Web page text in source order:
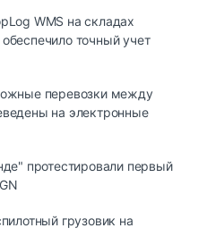
WMS на складах
точный учет
перевозки между
на электронные
протестировали первый
грузовик на